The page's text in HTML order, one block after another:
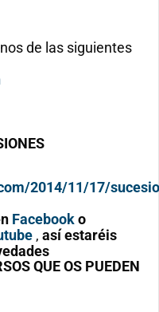
de las siguientes
2014/11/17/
Facebooko
, así estaréis
QUE OS PUEDEN